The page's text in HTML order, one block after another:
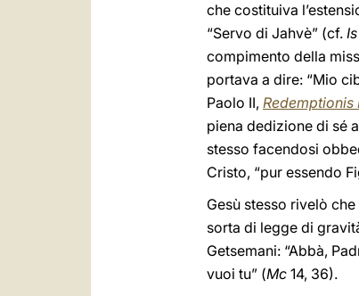
che costituiva
“Servo di Jahvè” (cf. Is
compimento della
portava a dire: “Mio
Paolo II, Redemptionis
piena dedizione di sé
stesso facendosi
Cristo, “pur essendo
Gesù stesso rivelò
sorta di legge di
Getsemani: “Abbà,
vuoi tu” (Mc 14, 36).